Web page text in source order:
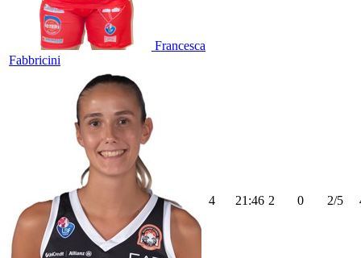
Francesca
Fabbricini
4 21:46 2 0 2/5